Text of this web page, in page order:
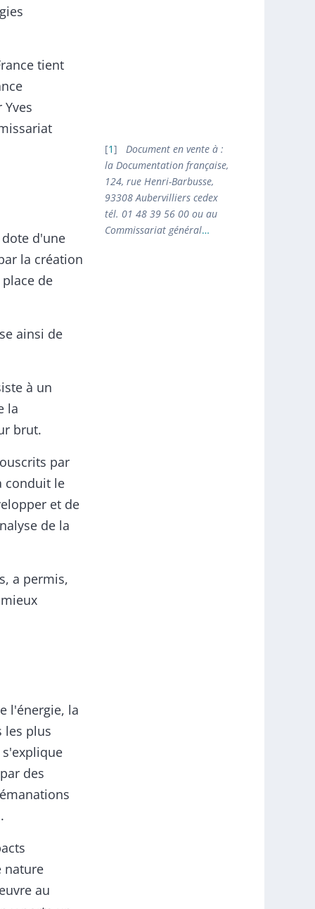
tient
d'une
la création
de
ainsi de
à un
la
brut.
par
conduit le
et de
de la
a permis,
l'énergie, la
les plus
des
nature
au
1
Document en vente à :
la Documentation française,
124, rue Henri-Barbusse,
93308 Aubervilliers cedex
tél. 01 48 39 56 00 ou au
Commissariat général…